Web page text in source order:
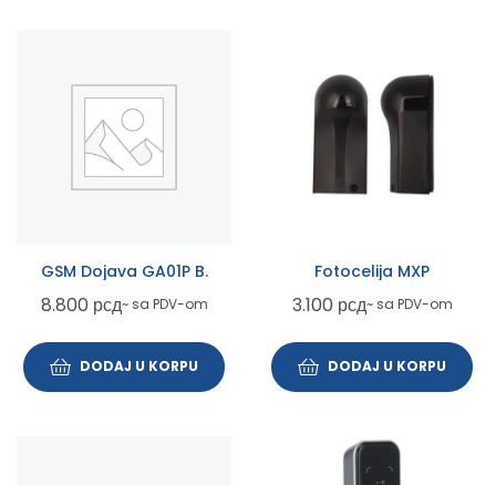
GSM Dojava GA01P B.
8.800 рсд~ sa PDV-om
DODAJ U KORPU
Fotocelija MXP
3.100 рсд~ sa PDV-om
DODAJ U KORPU